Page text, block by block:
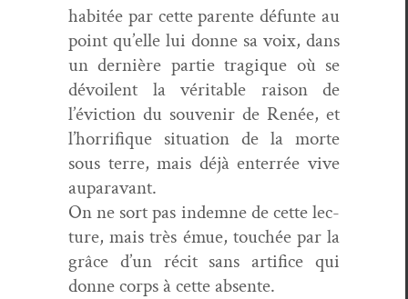
habitée par cette par­ente défunte au
point qu’elle lui donne sa voix, dans
un dernière par­tie trag­ique où se
dévoilent la véri­ta­ble rai­son de
l’évic­tion du sou­venir de Renée, et
l’hor­ri­fique sit­u­a­tion de la morte
sous terre, mais déjà enter­rée vive
auparavant.
On ne sort pas indemne de cette lec­
ture, mais très émue, touchée par la
grâce d’un réc­it sans arti­fice qui
donne corps à cette absente.